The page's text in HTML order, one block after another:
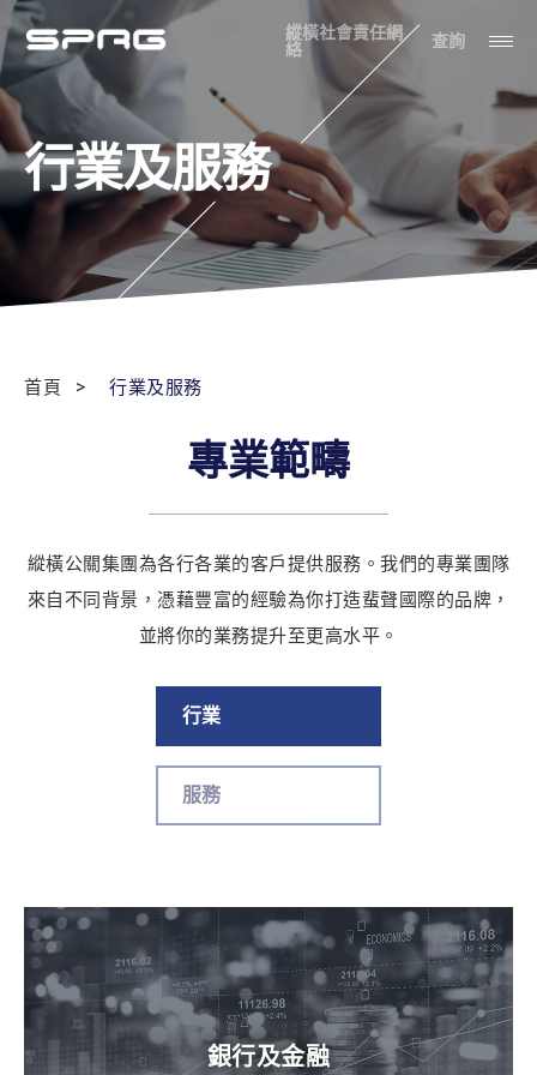
縱橫社會責任網
絡 查詢
行業及服務
首頁 行業及服務
專業範疇
縱橫公關集團為各行各業的客戶提供服務。我們的專業團隊
來自不同背景，憑藉豐富的經驗為你打造蜚聲國際的品牌，
並將你的業務提升至更高水平。
行業
服務
銀行及金融